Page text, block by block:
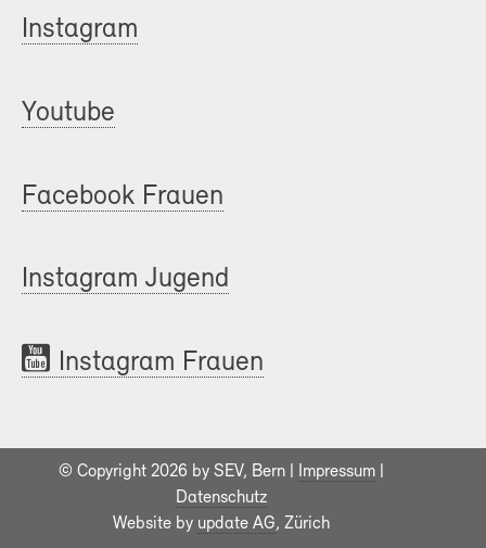
Instagram
Youtube
Facebook Frauen
Instagram Jugend
Instagram Frauen
© Copyright 2026 by SEV, Bern | Impressum
Datenschutz
Website by update AG, Zürich